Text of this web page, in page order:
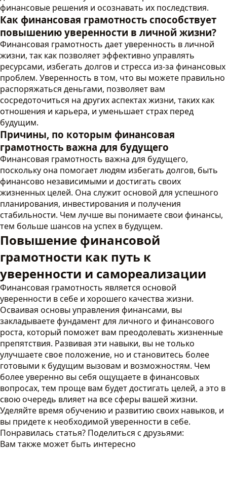
финансовые решения и осознавать их последствия.
Как финансовая грамотность способствует
повышению уверенности в личной жизни?
Финансовая грамотность дает уверенность в личной
жизни, так как позволяет эффективно управлять
ресурсами, избегать долгов и стресса из-за финансовых
проблем. Уверенность в том, что вы можете правильно
распоряжаться деньгами, позволяет вам
сосредоточиться на других аспектах жизни, таких как
отношения и карьера, и уменьшает страх перед
будущим.
Причины, по которым финансовая
грамотность важна для будущего
Финансовая грамотность важна для будущего,
поскольку она помогает людям избегать долгов, быть
финансово независимыми и достигать своих
жизненных целей. Она служит основой для успешного
планирования, инвестирования и получения
стабильности. Чем лучше вы понимаете свои финансы,
тем больше шансов на успех в будущем.
Повышение финансовой
грамотности как путь к
уверенности и самореализации
Финансовая грамотность является основой
уверенности в себе и хорошего качества жизни.
Осваивая основы управления финансами, вы
закладываете фундамент для личного и финансового
роста, который поможет вам преодолевать жизненные
препятствия. Развивая эти навыки, вы не только
улучшаете свое положение, но и становитесь более
готовыми к будущим вызовам и возможностям. Чем
более уверенно вы себя ощущаете в финансовых
вопросах, тем проще вам будет достигать целей, а это в
свою очередь влияет на все сферы вашей жизни.
Уделяйте время обучению и развитию своих навыков, и
вы придете к необходимой уверенности в себе.
Понравилась статья? Поделиться с друзьями:
Вам также может быть интересно